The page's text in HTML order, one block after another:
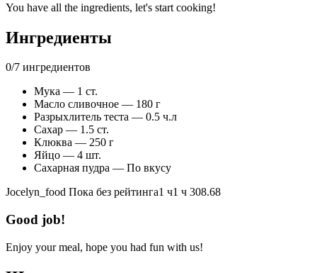
You have all the ingredients, let's start cooking!
Ингредиенты
0/7 ингредиентов
Мука — 1 ст.
Масло сливочное — 180 г
Разрыхлитель теста — 0.5 ч.л
Сахар — 1.5 ст.
Клюква — 250 г
Яйцо — 4 шт.
Сахарная пудра — По вкусу
Jocelyn_food Пока без рейтинга1 ч1 ч 308.68
Good job!
Enjoy your meal, hope you had fun with us!